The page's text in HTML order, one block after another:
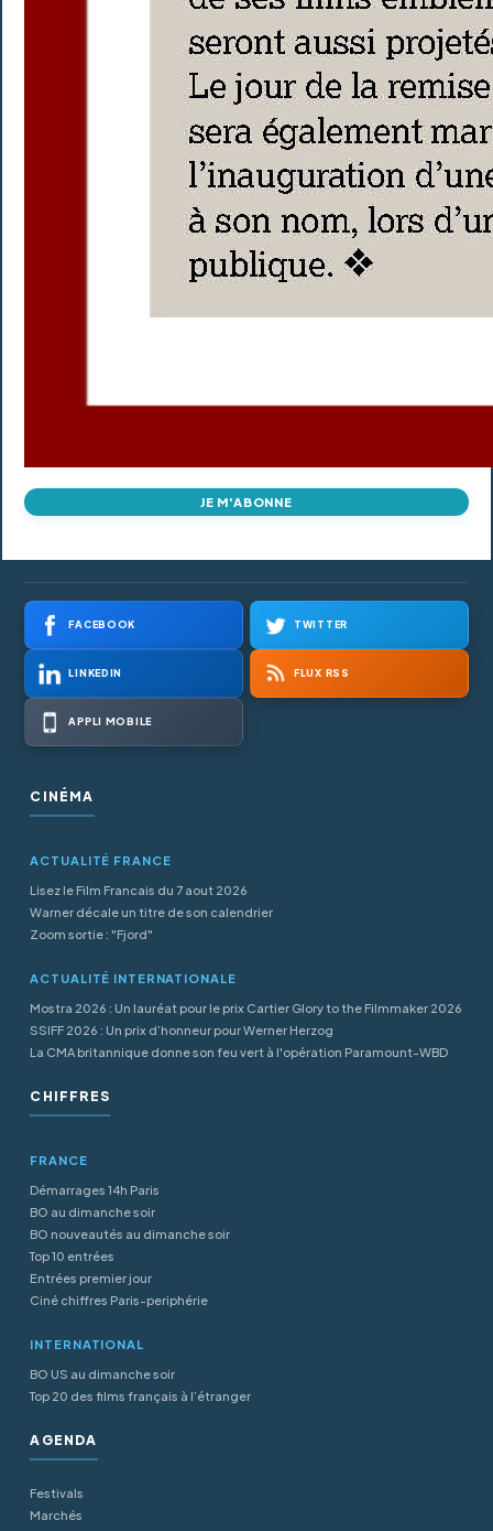
JE M'ABONNE
FACEBOOK TWITTER
LINKEDIN FLUX RSS
APPLI MOBILE
CINÉMA
ACTUALITÉ FRANCE
Lisez le Film Francais du 7 aout 2026
Warner décale un titre de son calendrier
Zoom sortie : "Fjord"
ACTUALITÉ INTERNATIONALE
Mostra 2026 : Un lauréat pour le prix Cartier Glory to the Filmmaker 2026
SSIFF 2026 : Un prix d’honneur pour Werner Herzog
La CMA britannique donne son feu vert à l'opération Paramount-WBD
CHIFFRES
FRANCE
Démarrages 14h Paris
BO au dimanche soir
BO nouveautés au dimanche soir
Top 10 entrées
Entrées premier jour
Ciné chiffres Paris-periphérie
INTERNATIONAL
BO US au dimanche soir
Top 20 des films français à l’étranger
AGENDA
Festivals
Marchés